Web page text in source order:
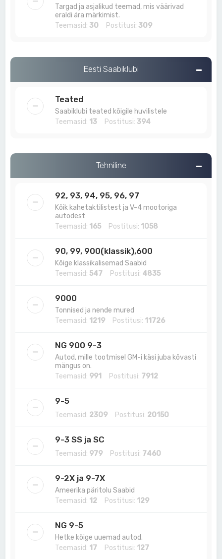
Targad ja asjalikud teemad, mis väärivad
eraldi ära märkimist.
Teemasid: 30 Postitusi: 309
Eesti Saabiklubi
Teated
Saabiklubi teated kõigile huvilistele
Teemasid: 13 Postitusi: 394
Tehniline
92, 93, 94, 95, 96, 97
Kõik kahetaktilistest ja V-4 mootoriga
autodest
Teemasid: 165 Postitusi: 1058
90, 99, 900(klassik),600
Kõige klassikalisemad Saabid
Teemasid: 547 Postitusi: 4835
9000
Tonnised ja nende mured
Teemasid: 1219 Postitusi: 11726
NG 900 9-3
Autod, mille tootmisel GM-i käsi juba kõvasti
mängus on.
Teemasid: 991 Postitusi: 7912
9-5
Teemasid: 2309 Postitusi: 20150
9-3 SS ja SC
Teemasid: 979 Postitusi: 7460
9-2X ja 9-7X
Ameerika päritolu Saabid
Teemasid: 12 Postitusi: 129
NG 9-5
Hetke kõige uuemad autod.
Teemasid: 17 Postitusi: 127